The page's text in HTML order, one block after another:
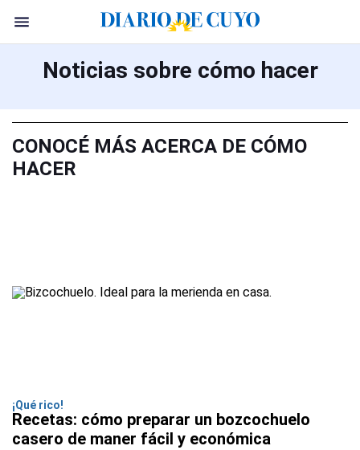
Noticias sobre cómo hacer
CONOCÉ MÁS ACERCA DE CÓMO
HACER
¡Qué rico!
Recetas: cómo preparar un bozcochuelo
casero de maner fácil y económica